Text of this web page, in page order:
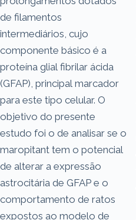
de filamentos
intermediários, cujo
componente básico é a
proteína glial fibrilar ácida
(GFAP), principal marcador
para este tipo celular. O
objetivo do presente
estudo foi o de analisar se o
maropitant tem o potencial
de alterar a expressão
astrocitária de GFAP e o
comportamento de ratos
expostos ao modelo de